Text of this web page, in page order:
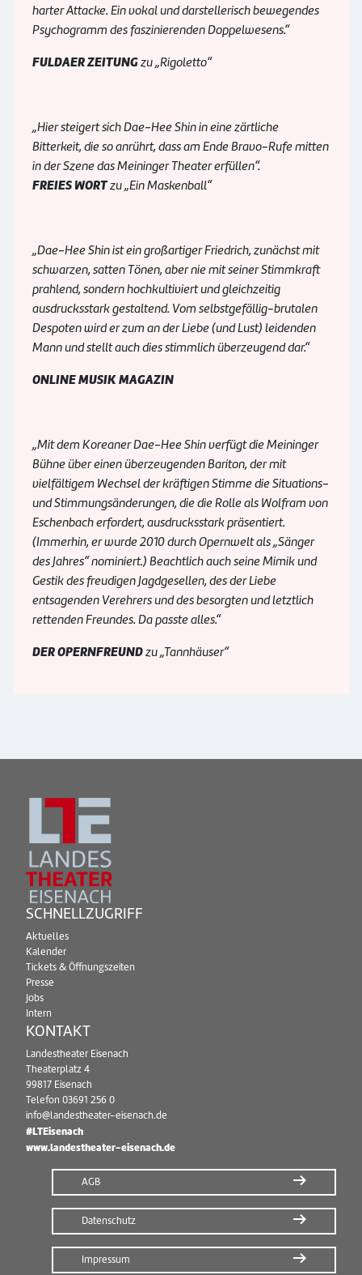
harter Attacke. Ein vokal und darstellerisch bewegendes
Psychogramm des faszinierenden Doppelwesens.“
FULDAER ZEITUNGzu „Rigoletto“
„Hier steigert sich Dae-Hee Shin in eine zärtliche
Bitterkeit, die so anrührt, dass am Ende Bravo-Rufe mitten
in der Szene das Meininger Theater erfüllen“.
FREIES WORTzu „Ein Maskenball“
„Dae-Hee Shin ist ein großartiger Friedrich, zunächst mit
schwarzen, satten Tönen, aber nie mit seiner Stimmkraft
prahlend, sondern hochkultiviert und gleichzeitig
ausdrucksstark gestaltend. Vom selbstgefällig-brutalen
Despoten wird er zum an der Liebe (und Lust) leidenden
Mann und stellt auch dies stimmlich überzeugend dar.“
ONLINE MUSIK MAGAZIN
„Mit dem Koreaner Dae-Hee Shin verfügt die Meininger
Bühne über einen überzeugenden Bariton, der mit
vielfältigem Wechsel der kräftigen Stimme die Situations-
und Stimmungsänderungen, die die Rolle als Wolfram von
Eschenbach erfordert, ausdrucksstark präsentiert.
(Immerhin, er wurde 2010 durch Opernwelt als „Sänger
des Jahres“ nominiert.) Beachtlich auch seine Mimik und
Gestik des freudigen Jagdgesellen, des der Liebe
entsagenden Verehrers und des besorgten und letztlich
rettenden Freundes. Da passte alles.“
DER OPERNFREUNDzu „Tannhäuser“
SCHNELLZUGRIFF
Aktuelles
Kalender
Tickets & Öffnungszeiten
Presse
Jobs
Intern
KONTAKT
Landestheater Eisenach
Theaterplatz 4
99817 Eisenach
Telefon 03691 256 0
info@landestheater-eisenach.de
#LTEisenach
www.landestheater-eisenach.de
AGB
Datenschutz
Impressum